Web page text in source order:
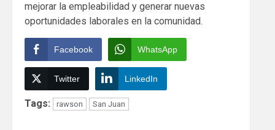
mejorar la empleabilidad y generar nuevas
oportunidades laborales en la comunidad.
Facebook WhatsApp
Twitter LinkedIn
Tags: rawson San Juan